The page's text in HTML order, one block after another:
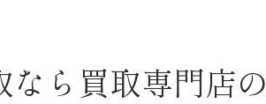
ら買取専門店の